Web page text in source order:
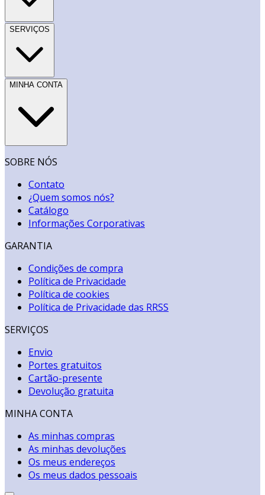
SERVIÇOS
MINHA CONTA
SOBRE NÓS
Contato
¿Quem somos nós?
Catálogo
Informações Corporativas
GARANTIA
Condições de compra
Política de Privacidade
Política de cookies
Política de Privacidade das RRSS
SERVIÇOS
Envio
Portes gratuitos
Cartão-presente
Devolução gratuita
MINHA CONTA
As minhas compras
As minhas devoluções
Os meus endereços
Os meus dados pessoais